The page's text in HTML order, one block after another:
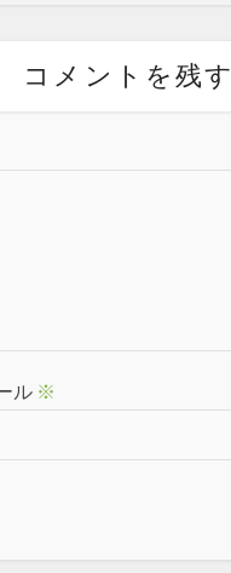
コメントを残す
ル ※